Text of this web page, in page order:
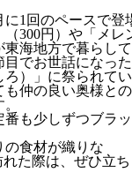
1回のペースで
300円）や「メ
東海地方で暮らして
でお世話になった
）」に祭られてい
も仲の良い奥様との
番も少しずつブラッ
の食材が織りな
た際は、ぜひ立ち